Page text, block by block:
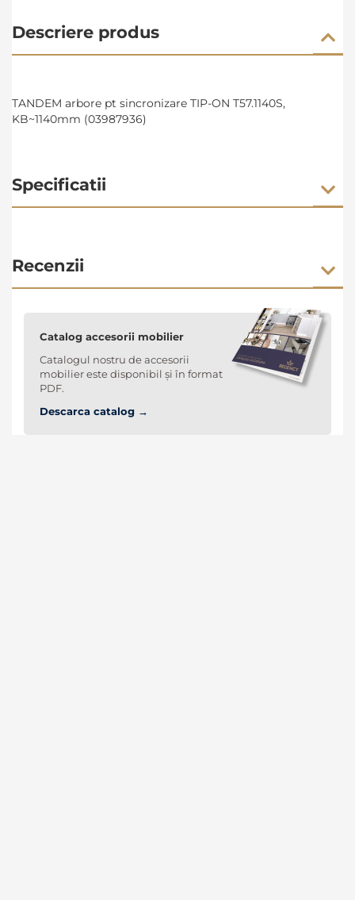
Descriere produs
TANDEM arbore pt sincronizare TIP-ON T57.1140S,
KB~1140mm (03987936)
Specificatii
Recenzii
Catalog accesorii mobilier
Catalogul nostru de accesorii
mobilier este disponibil și în format
PDF.
Descarca catalog →